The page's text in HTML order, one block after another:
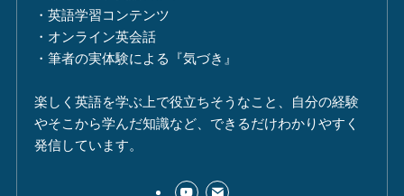
・英語学習コンテンツ
・オンライン英会話
・筆者の実体験による『気づき』
楽しく英語を学ぶ上で役立ちそうなこと、自分の経験
やそこから学んだ知識など、できるだけわかりやすく
発信しています。